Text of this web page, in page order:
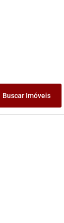
Buscar Imóveis